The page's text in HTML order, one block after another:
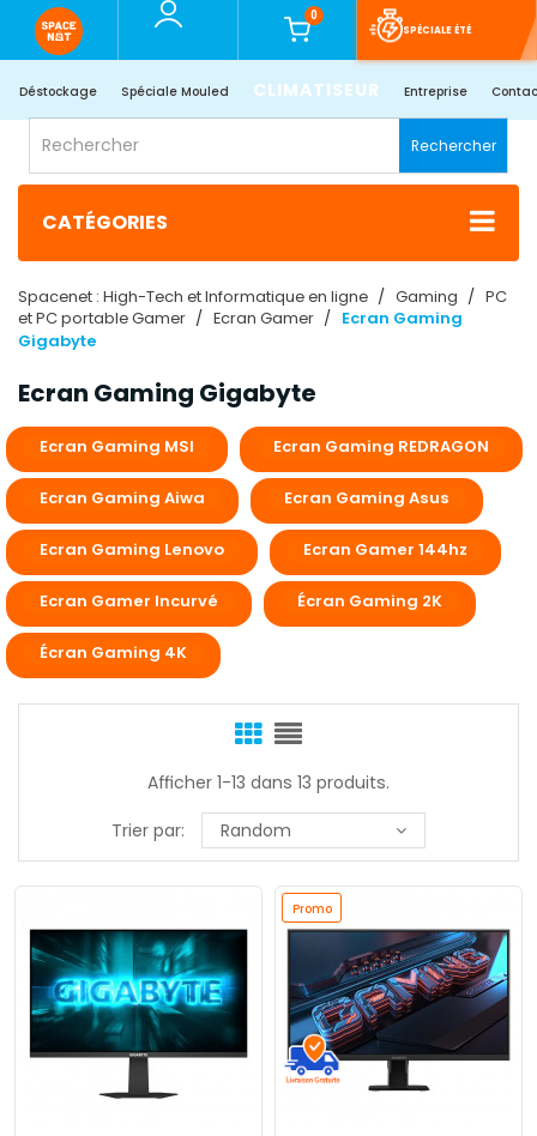
0
SPÉCIALE ÉTÉ
Déstockage Spéciale Mouled CLIMATISEUR Entreprise
Rechercher
CATÉGORIES
Spacenet : High-Tech et Informatique en ligne Gaming
PC
et PC portable Gamer
Ecran Gamer
Ecran Gaming
Gigabyte
Ecran Gaming Gigabyte
Ecran Gaming MSI Ecran Gaming REDRAGON
Ecran Gaming Aiwa Ecran Gaming Asus
Ecran Gaming Lenovo Ecran Gamer 144hz
Ecran Gamer Incurvé Écran Gaming 2K
Écran Gaming 4K
Afficher 1-13 dans 13 produits.
Trier par:
Random
Promo